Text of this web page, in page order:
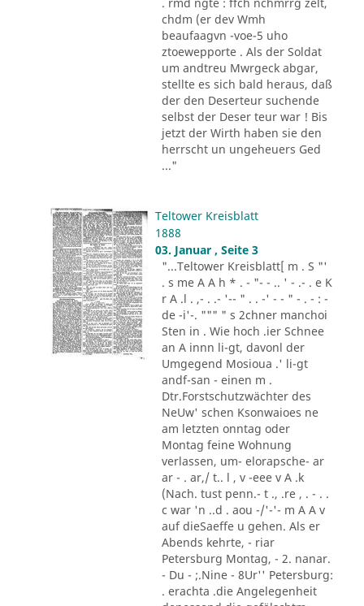
chdm (er dev Wmh
beaufaagvn -voe-5 uho
ztoewepporte . Als der Soldat
um andtreu Mwrgeck abgar,
stellte es sich bald heraus, daß
der den Deserteur suchende
selbst der Deser teur war ! Bis
jetzt der Wirth haben sie den
herrscht un ungeheuers Ged
..."
Teltower Kreisblatt
1888
03. Januar , Seite 3
"...Teltower Kreisblatt[ m . S "'
. s me A A h * . - "- - .. ' - .- . e K
r A .l . ,- . .- '-- " . . -' - - " - . - : -
de -i'-. """ " s 2chner manchoi
Sten in . Wie hoch .ier Schnee
an A innn li-gt, davonl der
Umgegend Mosioua .' li-gt
andf-san - einen m .
Dtr.Forstschutzwächter des
NeUw' schen Ksonwaioes ne
am letzten onntag oder
Montag feine Wohnung
verlassen, um- elorapsche- ar
ar - . ar,/ t.. l , v -eee v A .k
(Nach. tust penn.- t ., .re , . - . .
c war 'n ..d . aou -/'-'- m A A v
auf dieSaeffe u gehen. Als er
Abends kehrte, - riar
Petersburg Montag, - 2. nanar.
- Du - ;.Nine - 8Ur'' Petersburg:
. erachta .die Angelegenheit